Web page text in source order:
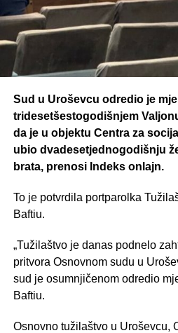
Sud u Uroševcu odredio je
tridesetšestogodišnjem
da je u objektu Centra za
ubio dvadesetjednogodišnju
brata, prenosi Indeks onlajn.
To je potvrdila portparolka
Baftiu.
„Tužilaštvo je danas podnelo
pritvora Osnovnom sudu u
sud je osumnjičenom odredio
Baftiu.
Osnovno tužilaštvo u Uroševcu,